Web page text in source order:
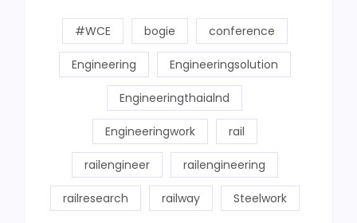
#WCE bogie conference
Engineering Engineeringsolution
Engineeringthaialnd
Engineeringwork rail
railengineer railengineering
railresearch railway Steelwork